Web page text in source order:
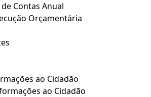
Contas Anual
Orçamentária
ao Cidadão
ao Cidadão